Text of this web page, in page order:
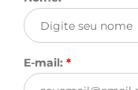
E-mail: *